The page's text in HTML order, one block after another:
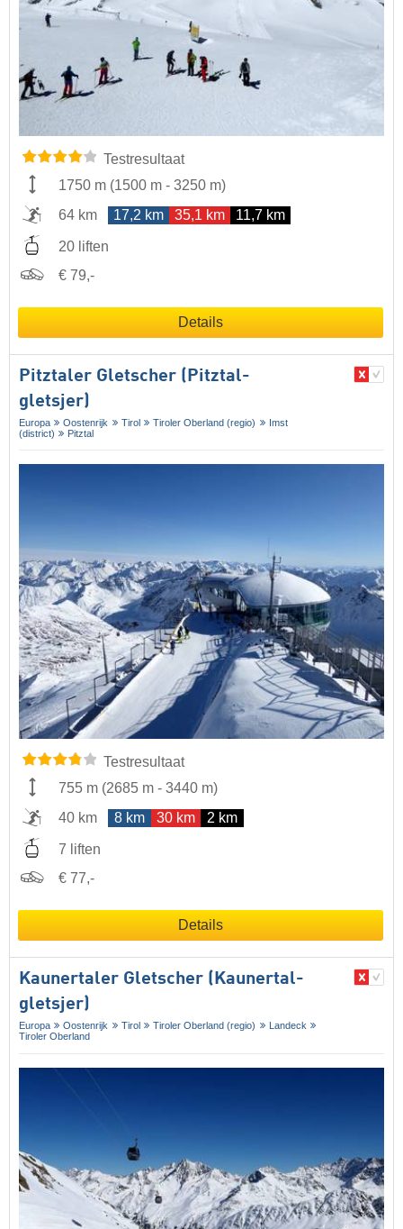
Testresultaat
1750 m (1500 m - 3250 m)
64 km
17,2 km 35,1 km 11,7 km
20 liften
€ 79,-
Details
Pitztaler Gletscher (Pitztal-
gletsjer)
Europa Oostenrijk Tirol Tiroler Oberland (regio)
Imst
(district)
Pitztal
Testresultaat
755 m (2685 m - 3440 m)
40 km
8 km 30 km 2 km
7 liften
€ 77,-
Details
Kaunertaler Gletscher (Kaunertal-
gletsjer)
Europa Oostenrijk Tirol Tiroler Oberland (regio)
Landeck
Tiroler Oberland